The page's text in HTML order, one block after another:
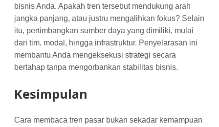
bisnis Anda. Apakah tren tersebut mendukung arah
jangka panjang, atau justru mengalihkan fokus? Selain
itu, pertimbangkan sumber daya yang dimiliki, mulai
dari tim, modal, hingga infrastruktur. Penyelarasan ini
membantu Anda mengeksekusi strategi secara
bertahap tanpa mengorbankan stabilitas bisnis.
Kesimpulan
Cara membaca tren pasar bukan sekadar kemampuan